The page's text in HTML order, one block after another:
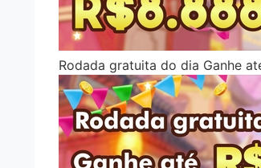
Rodada gratuita do dia Ganhe